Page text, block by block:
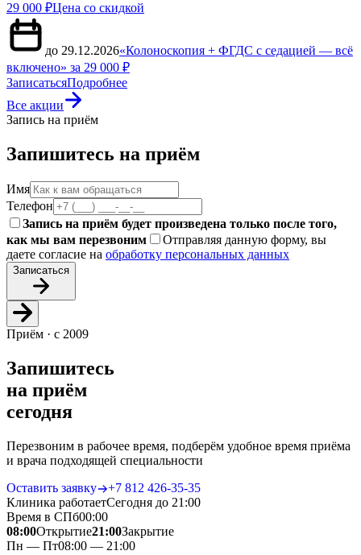
29 000 ₽Цена со скидкой
до 29.12.2026«Колоноскопия + ФГДС с седацией — всё
включено» за 29 000 ₽
ЗаписатьсяПодробнее
Все акции
Запись на приём
Запишитесь на приём
Имя
Телефон
Запись на приём будет произведена только после того,
как мы вам перезвоним
Отправляя данную форму, вы
даете согласие на обработку персональных данных
Записаться
Приём · с 2009
Запишитесь
на приём
сегодня
Перезвоним в рабочее время, подберём удобное время приёма
и врача подходящей специальности
Оставить заявку
+7 812 426‑35‑35
Клиника работаетСегодня до 21:00
Время в СПб00:00
08:00Открытие21:00Закрытие
Пн — Пт08:00 — 21:00